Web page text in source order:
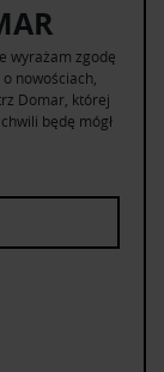
wyrażam zgodę
nowościach,
Domar, której
będę mógł